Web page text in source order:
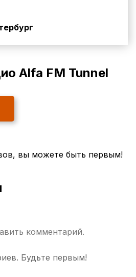
Alfa FM Tunnel
вы можете быть первым!
комментарий.
Будьте первым!